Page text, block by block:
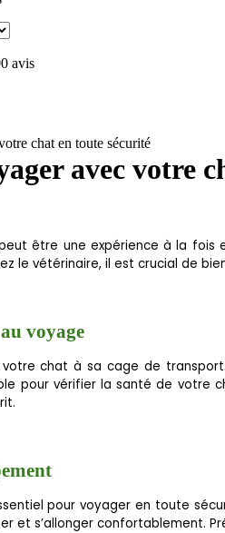
avis
chat en toute sécurité
avec votre
être une expérience à la fois
le vétérinaire, il est crucial de
voyage
chat à sa cage de
pour vérifier la santé de votre
pour voyager en toute
et s’allonger confortablement.